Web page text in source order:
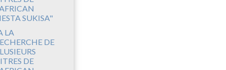
LA
DE
DE